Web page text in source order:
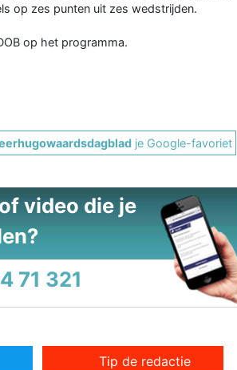
op zes punten uit zes wedstrijden.
op het programma.
je Google-favoriet
video die je
71 321
Tip de redactie